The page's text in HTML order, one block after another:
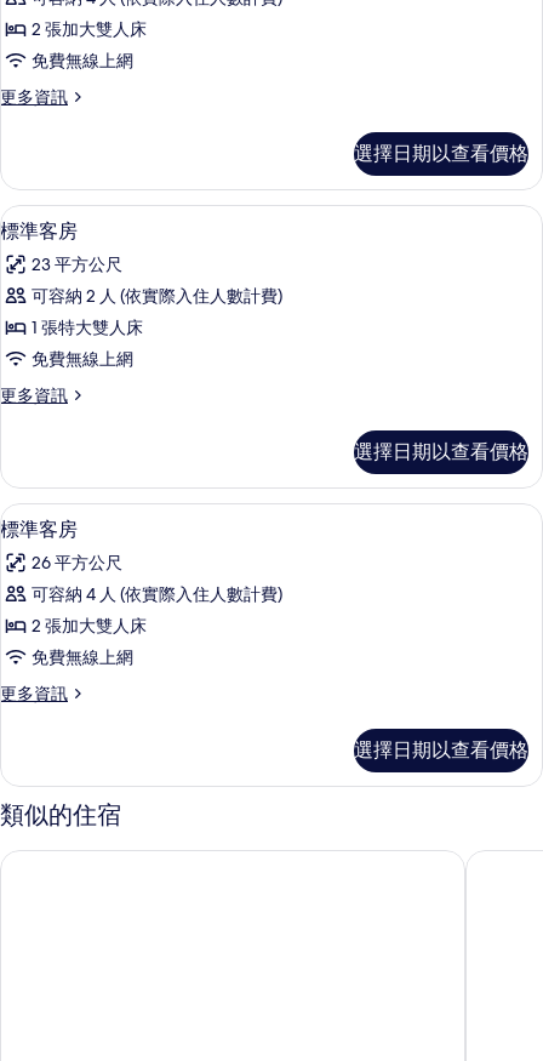
有
相
片
Ns
詳
情
2
Queens
Premium
W/in-
snacks
Ns
的
所
有
相
片
2 張加大雙人床
免費無線上網
更多資訊
更
Premium
W/in-
room
snacks
Ns
詳
情
選擇日期以查看價格
顯
示
標
準
客
的
有
相
片
高級寢具、客房內保險箱、書桌、筆
5
標準客房
23 平方公尺
可容納 2 人 (依實際入住人數計費)
1 張特大雙人床
免費無線上網
更多資訊
更
客
房
的
情
選擇日期以查看價格
顯
示
標
準
客
的
有
相
片
高級寢具、客房內保險箱、書桌、筆
4
標準客房
26 平方公尺
可容納 4 人 (依實際入住人數計費)
2 張加大雙人床
免費無線上網
更多資訊
更
客
房
的
情
選擇日期以查看價格
類似的住宿
昆斯 La Quinta Inn & Suites 飯店 by Wyndham NYC/JFKJFK 機